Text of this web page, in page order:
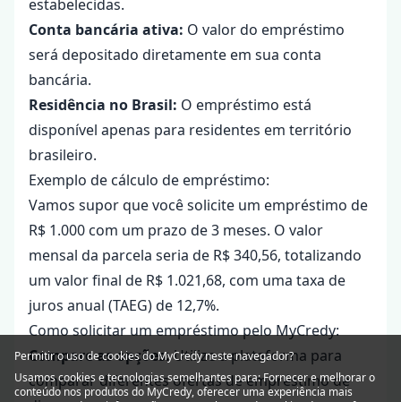
estabelecidas.
Conta bancária ativa: O valor do empréstimo
será depositado diretamente em sua conta
bancária.
Residência no Brasil: O empréstimo está
disponível apenas para residentes em território
brasileiro.
Exemplo de cálculo de empréstimo:
Vamos supor que você solicite um empréstimo de
R$ 1.000 com um prazo de 3 meses. O valor
mensal da parcela seria de R$ 340,56, totalizando
um valor final de R$ 1.021,68, com uma taxa de
juros anual (TAEG) de 12,7%.
Como solicitar um empréstimo pelo MyCredy:
Compare as opções:Utilize a plataforma para
comparar diferentes ofertas de empréstimo de
Permitir o uso de cookies do MyCredy neste navegador?
Usamoscookiese tecnologias semelhantes para: Fornecer e melhorar o
conteúdo nos produtos do MyCredy, oferecer uma experiência mais